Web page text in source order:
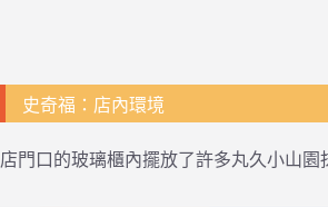
史奇福：店內環境
店門口的玻璃櫃內擺放了許多丸久小山園